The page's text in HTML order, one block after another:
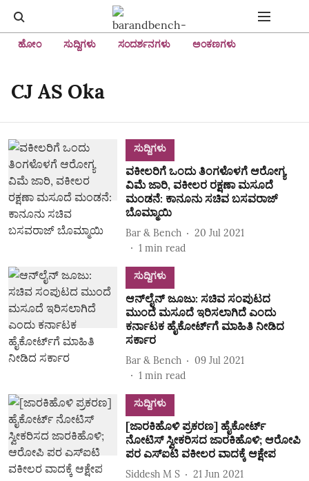
ಹೋಂ ಸುದ್ದಿಗಳು ಸಂದರ್ಶನಗಳು ಅಂಕಣಗಳು
CJ AS Oka
ಸುದ್ದಿಗಳು
ವಕೀಲರಿಗೆ ಒಂದು ತಿಂಗಳೊಳಗೆ ಆರೋಗ್ಯ
ವಿಮೆ ಜಾರಿ, ವಕೀಲರ ರಕ್ಷಣಾ ಮಸೂದೆ
ಮಂಡನೆ: ಕಾನೂನು ಸಚಿವ ಬಸವರಾಜ್‌
ಬೊಮ್ಮಾಯಿ
Bar & Bench
20 Jul 2021
1 min read
ಸುದ್ದಿಗಳು
ಆನ್‌ಲೈನ್‌ ಜೂಜು: ಸಚಿವ ಸಂಪುಟದ
ಮುಂದೆ ಮಸೂದೆ ಇರಿಸಲಾಗಿದೆ ಎಂದು
ಕರ್ನಾಟಕ ಹೈಕೋರ್ಟ್‌ಗೆ ಮಾಹಿತಿ ನೀಡಿದ
ಸರ್ಕಾರ
Bar & Bench
09 Jul 2021
1 min read
ಸುದ್ದಿಗಳು
[ಜಾರಕಿಹೊಳಿ ಪ್ರಕರಣ] ಹೈಕೋರ್ಟ್‌
ನೋಟಿಸ್‌ ಸ್ವೀಕರಿಸದ ಜಾರಕಿಹೊಳಿ; ಆರೋಪಿ
ಪರ ಎಸ್‌ಐಟಿ ವಕೀಲರ ವಾದಕ್ಕೆ ಆಕ್ಷೇಪ
Siddesh M S
21 Jun 2021